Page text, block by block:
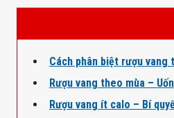
Cách phân biệt rượu vang
Rượu vang theo mùa –
Rượu vang ít calo – Bí